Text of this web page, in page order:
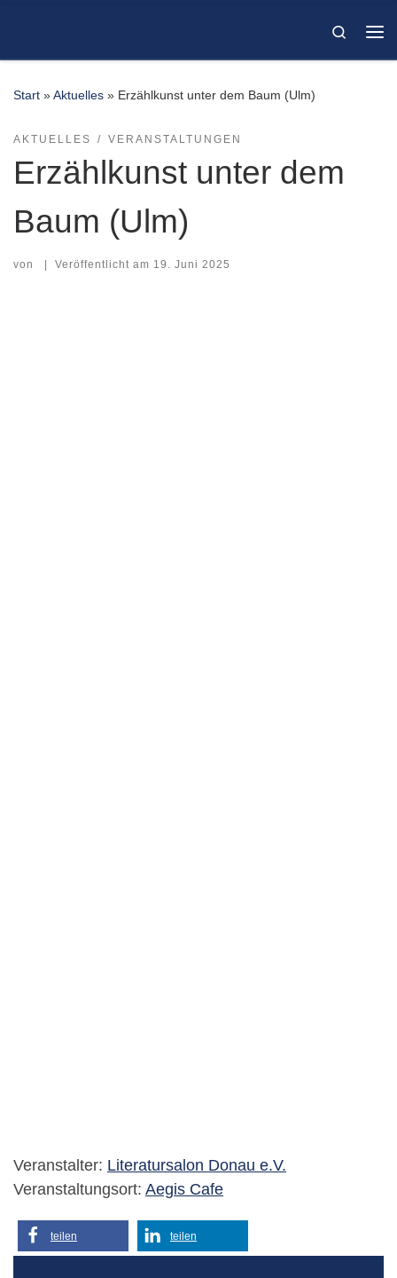
Search
Start »Aktuelles » Erzählkunst unter dem Baum (Ulm)
AKTUELLES VERANSTALTUNGEN
Erzählkunst unter dem
Baum (Ulm)
von | Veröffentlicht am 19. Juni 2025
Veranstalter: Literatursalon Donau e.V.
Veranstaltungsort: Aegis Cafe
teilen teilen